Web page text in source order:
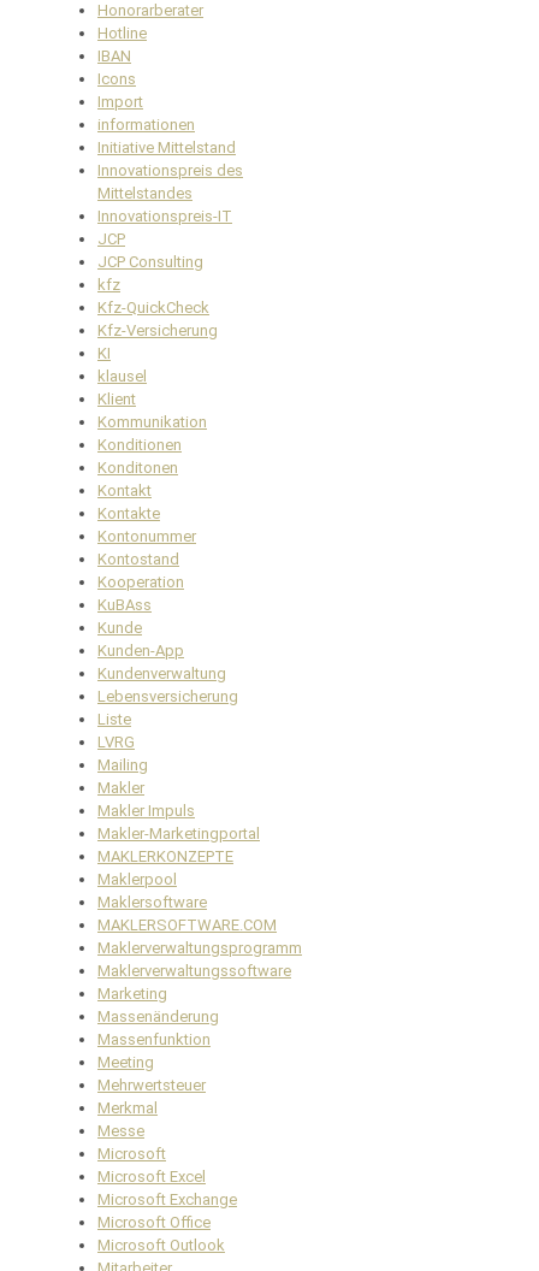
Honorarberater
Hotline
IBAN
Icons
Import
informationen
Initiative Mittelstand
Innovationspreis des
Mittelstandes
Innovationspreis-IT
JCP
JCP Consulting
kfz
Kfz-QuickCheck
Kfz-Versicherung
KI
klausel
Klient
Kommunikation
Konditionen
Konditonen
Kontakt
Kontakte
Kontonummer
Kontostand
Kooperation
KuBAss
Kunde
Kunden-App
Kundenverwaltung
Lebensversicherung
Liste
LVRG
Mailing
Makler
Makler Impuls
Makler-Marketingportal
MAKLERKONZEPTE
Maklerpool
Maklersoftware
MAKLERSOFTWARE.COM
Maklerverwaltungsprogramm
Maklerverwaltungssoftware
Marketing
Massenänderung
Massenfunktion
Meeting
Mehrwertsteuer
Merkmal
Messe
Microsoft
Microsoft Excel
Microsoft Exchange
Microsoft Office
Microsoft Outlook